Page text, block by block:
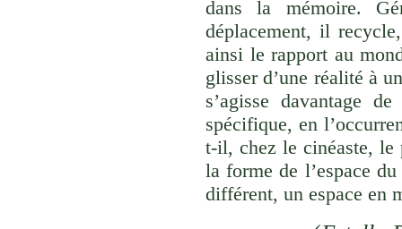
dans la mémoire.
déplacement, il
ainsi le rapport au
glisser d’une réalité à
s’agisse davantage
spécifique, en
t-il, chez le cinéaste, le
la forme de l’espace
différent, un espace en